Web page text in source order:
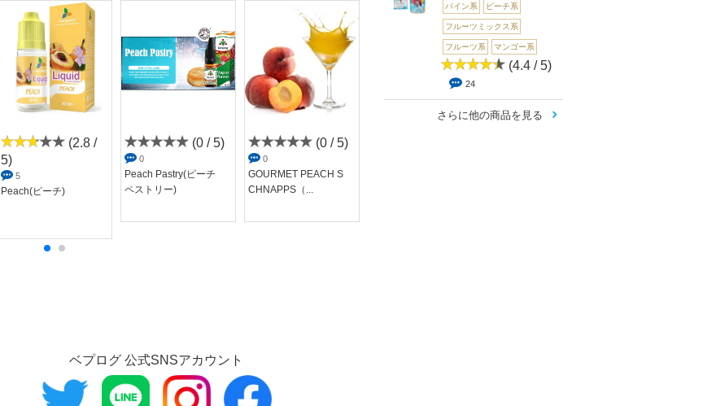
パイン系 ピーチ系
フルーツミックス系
フルーツ系 マンゴー系
(4.4 / 5)
24
さらに他の商品を見る
ピーチ味リキッドがお好きな方は、
購入しても損はないです。
ピーチ味としてはおいしいので。
レビューはRDAで行っていますが、
AVOCADOとの相性は、良かったです。
さっぱりしているので、
タンク系で、たっぷり吸った方が、
(2.8 /
5)
5
Peach(ピーチ)
(0 / 5)
0
Peach Pastry(ピーチ
ペストリー)
(0 / 5)
0
GOURMET PEACH S
CHNAPPS（...
ベプログ 公式SNSアカウント